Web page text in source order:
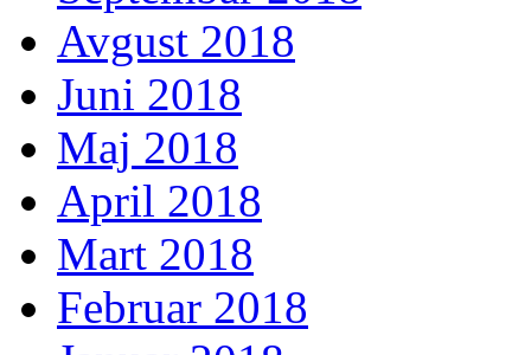
Avgust 2018
Juni 2018
Maj 2018
April 2018
Mart 2018
Februar 2018